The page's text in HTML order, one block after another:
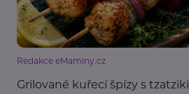
Redakce eMaminy.cz
Grilované kuřecí špízy s tzatziki